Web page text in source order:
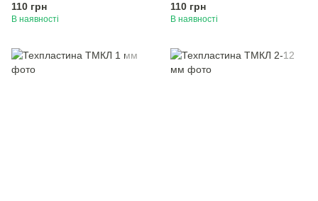
110 грн
В наявності
110 грн
В наявності